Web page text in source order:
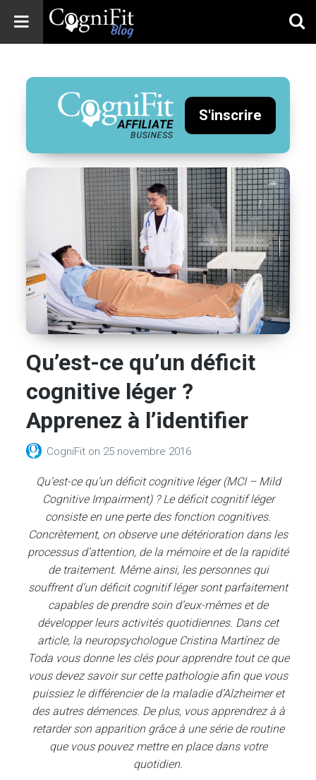
Blog: Brain
Health
News
Brain Training,
Mental Health, and
Wellness
S'inscrire
Qu’est-ce qu’un déficit
cognitive léger ?
Apprenez à l’identifier
CogniFit on 25 novembre 2016
Qu’est-ce qu’un déficit cognitive léger (MCI – Mild
Cognitive Impairment) ? Le déficit cognitif léger
consiste en une perte des fonction cognitives.
Concrètement, on observe une détérioration dans les
processus d’attention, de la mémoire et de la rapidité
de traitement. Même ainsi, les personnes qui
souffrent d’un déficit cognitif léger sont parfaitement
capables de prendre soin d’eux-mêmes et de
développer leurs activités quotidiennes. Dans cet
article, la neuropsychologue Cristina Martínez de
Toda vous donne les clés pour apprendre tout ce que
vous devez savoir sur cette pathologie afin que vous
puissiez le différencier de la maladie d’Alzheimer et
des autres démences. De plus, vous apprendrez à à
retarder son apparition grâce à une série de routine
que vous pouvez mettre en place dans votre
quotidien.